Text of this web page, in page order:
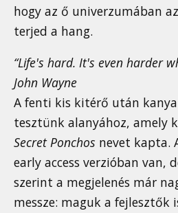
hogy az ő univerzumában
terjed a hang.
“Life's hard. It's even harder
John Wayne
A fenti kis kitérő után
tesztünk alanyához, amely
Secret Ponchos nevet kapta.
early access verzióban van,
szerint a megjelenés már
messze: maguk a fejlesztők